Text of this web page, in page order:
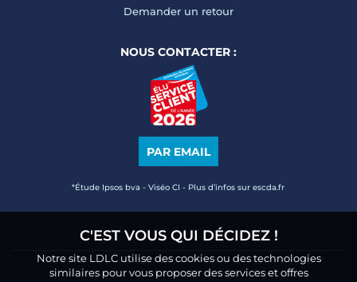
Demander un retour
NOUS CONTACTER :
PAR EMAIL
*Étude Ipsos bva - Viséo CI - Plus d’infos sur escda.fr
C'EST VOUS QUI DÉCIDEZ !
Notre site LDLC utilise des cookies ou des technologies
similaires pour vous proposer des services et offres